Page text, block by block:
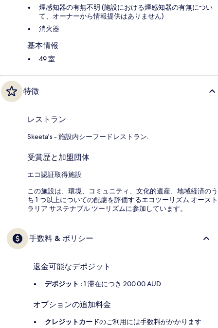
煙感知器の有無不明 (施設における煙感知器の有無につい
て、オーナーから情報提供はありません)
消火器
基本情報
49 室
特徴
レストラン
Skeeta's - 施設内シーフードレストラン.
受賞歴と加盟団体
エコ認証取得施設
この施設は、環境、コミュニティ、文化的遺産、地域経済のう
ち 1 つ以上についての配慮を評価するエコツーリズム オースト
ラリア サステナブル ツーリズムに参加しています。
手数料 & ポリシー
返金可能なデポジット
デポジット : 1 滞在につき 200.00 AUD
オプションの追加料金
クレジットカードのご利用には手数料がかかります